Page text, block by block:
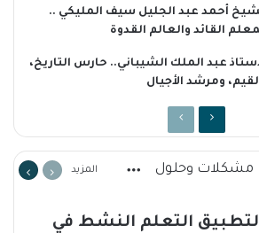
أحمد عبد الجليل سيف المليكي ..
القائد والعالم القدوة
عبد الملك الشيباني.. حارس التاريخ،
ومرشد الأجيال
مشكلات وحلول المزيد
لتطبيق التعلم النشط في